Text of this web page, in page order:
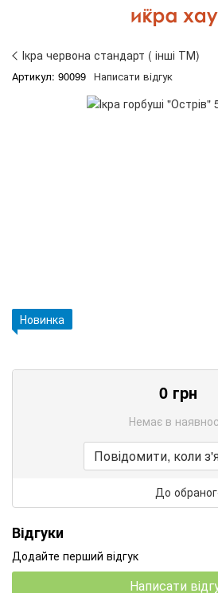
Ікра червона стандарт ( інші ТМ)
Артикул: 90099 Написати відгук
Новинка
0 грн
Немає в
Повідомити, коли
До
Відгуки
Додайте перший відгук
Написати